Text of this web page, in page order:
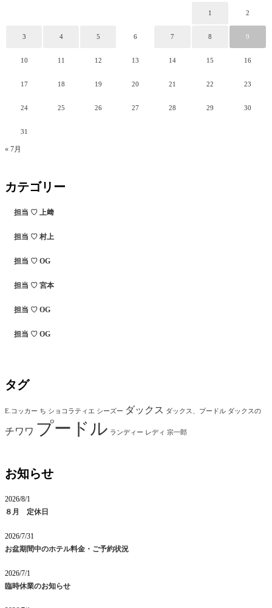
1 2
3 4 5 6 7 8 9
10 11 12 13 14 15 16
17 18 19 20 21 22 23
24 25 26 27 28 29 30
31
« 7月
カテゴリー
担当 ♡ 上﨑
担当 ♡ 村上
担当 ♡ OG
担当 ♡ 宮本
担当 ♡ OG
担当 ♡ OG
タグ
E.コッカー ち ショコラティエ シーズー ダックス ダックス、プードル ダックスの
チワワ プードル ランディー レディ 宗一郎
お知らせ
2026/8/1
８月 定休日
2026/7/31
お盆期間中のホテル料金・ご予約状況
2026/7/1
臨時休業のお知らせ